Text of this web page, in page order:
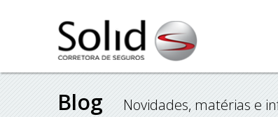
Blog Novidades, matérias e